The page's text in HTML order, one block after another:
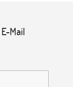
Mail